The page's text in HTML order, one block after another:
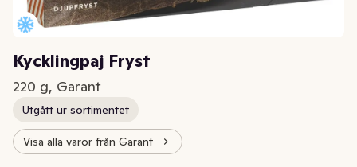
Kycklingpaj Fryst
220 g, Garant
Utgått ur sortimentet
Visa alla varor från Garant